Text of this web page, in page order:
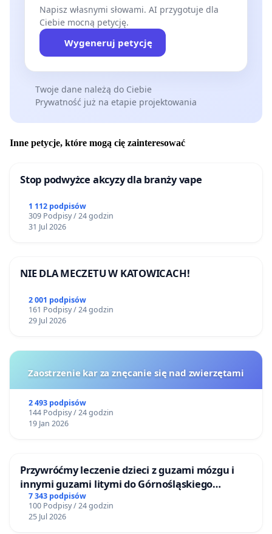
Napisz własnymi słowami. AI przygotuje dla
Ciebie mocną petycję.
Wygeneruj petycję
Twoje dane należą do Ciebie
Prywatność już na etapie projektowania
Inne petycje, które mogą cię zainteresować
Stop podwyżce akcyzy dla branży vape
1 112 podpisów
309 Podpisy / 24 godzin
31 Jul 2026
NIE DLA MECZETU W KATOWICACH!
2 001 podpisów
161 Podpisy / 24 godzin
29 Jul 2026
Zaostrzenie kar za znęcanie się nad zwierzętami
2 493 podpisów
144 Podpisy / 24 godzin
19 Jan 2026
Przywróćmy leczenie dzieci z guzami mózgu i
innymi guzami litymi do Górnośląskiego
Centrum Zdrowia Dziecka w Katowicach
7 343 podpisów
100 Podpisy / 24 godzin
25 Jul 2026